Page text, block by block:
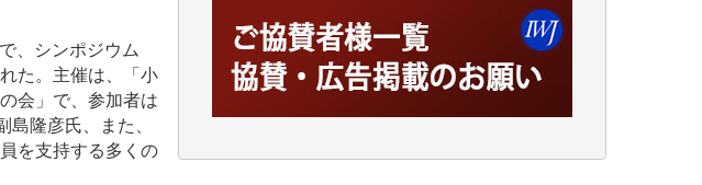
、シンポジウム
た。主催は、「小
会」で、参加者は
隆彦氏、また、
を支持する多くの
今日、僅かですがカンパしました。IWJの危
機を乗り切るには到底及ばない額ですが病気
の妻を抱えている私にとっては精一杯のカン
パです。
ューは大袈裟ではなく、極めて重要な知的財